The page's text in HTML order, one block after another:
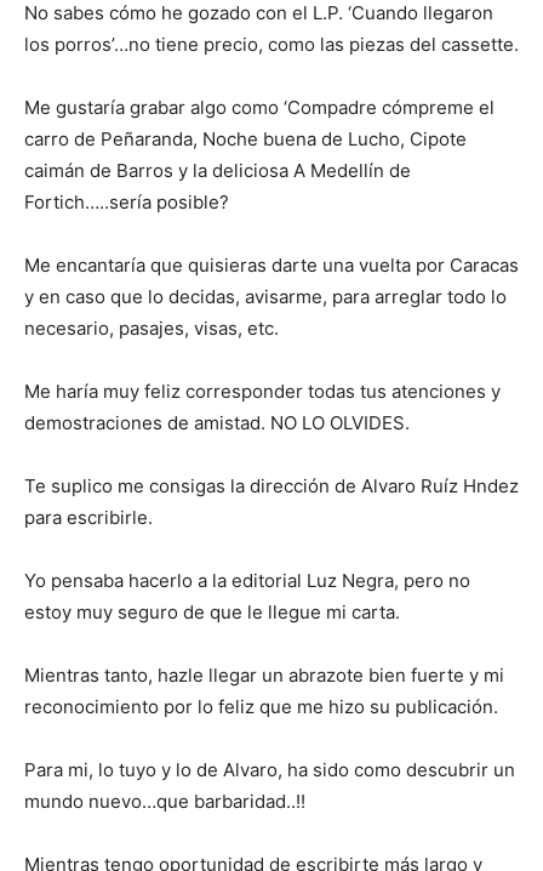
No sabes cómo he gozado con el L.P. ‘Cuando llegaron
los porros’…no tiene precio, como las piezas del cassette.
Me gustaría grabar algo como ‘Compadre cómpreme el
carro de Peñaranda, Noche buena de Lucho, Cipote
caimán de Barros y la deliciosa A Medellín de
Fortich…..sería posible?
Me encantaría que quisieras darte una vuelta por Caracas
y en caso que lo decidas, avisarme, para arreglar todo lo
necesario, pasajes, visas, etc.
Me haría muy feliz corresponder todas tus atenciones y
demostraciones de amistad. NO LO OLVIDES.
Te suplico me consigas la dirección de Alvaro Ruíz Hndez
para escribirle.
Yo pensaba hacerlo a la editorial Luz Negra, pero no
estoy muy seguro de que le llegue mi carta.
Mientras tanto, hazle llegar un abrazote bien fuerte y mi
reconocimiento por lo feliz que me hizo su publicación.
Para mi, lo tuyo y lo de Alvaro, ha sido como descubrir un
mundo nuevo…que barbaridad..!!
Mientras tengo oportunidad de escribirte más largo y